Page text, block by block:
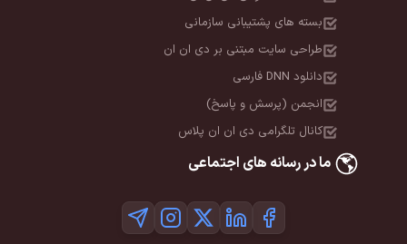
بسته های پشتیبانی سازمانی
طراحی سایت مبتنی بر دی ان ان
دانلود DNN فارسی
انجمن (پرسش و پاسخ)
کانال تلگرامی دی ان ان پلاس
ما در رسانه های اجتماعی